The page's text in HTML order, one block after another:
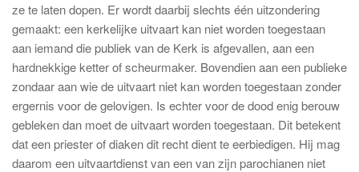
ze te laten dopen. Er wordt daarbij slechts één uitzondering
gemaakt: een kerkelijke uitvaart kan niet worden toegestaan
aan iemand die publiek van de Kerk is afgevallen, aan een
hardnekkige ketter of scheurmaker. Bovendien aan een publieke
zondaar aan wie de uitvaart niet kan worden toegestaan zonder
ergernis voor de gelovigen. Is echter voor de dood enig berouw
gebleken dan moet de uitvaart worden toegestaan. Dit betekent
dat een priester of diaken dit recht dient te eerbiedigen. Hij mag
daarom een uitvaartdienst van een van zijn parochianen niet